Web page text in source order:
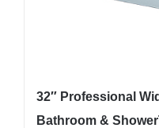
32″ Professional
Bathroom &